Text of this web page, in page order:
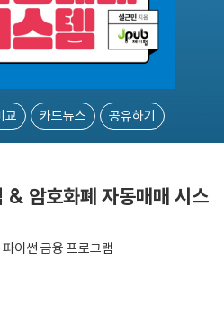
교 카드뉴스 공유하기
암호화폐 자동매매 시스
이썬 금융 프로그램